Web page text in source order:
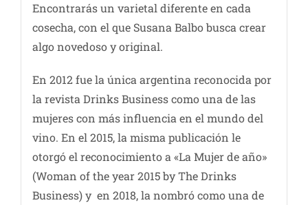
Encontrarás un varietal diferente en cada
cosecha, con el que Susana Balbo busca crear
algo novedoso y original.
En 2012 fue la única argentina reconocida por
la revista Drinks Business como una de las
mujeres con más influencia en el mundo del
vino. En el 2015, la misma publicación le
otorgó el reconocimiento a «La Mujer de año»
(Woman of the year 2015 by The Drinks
Business) y en 2018, la nombró como una de